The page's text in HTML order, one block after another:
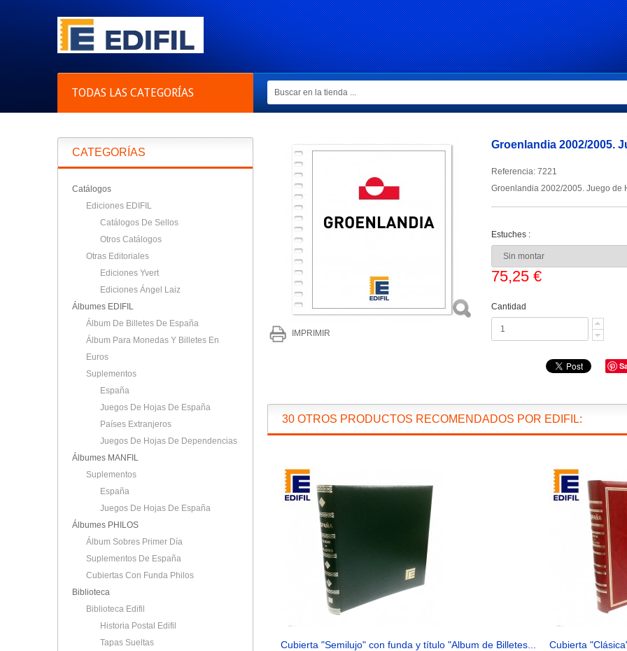
TODAS LAS CATEGORÍAS
CATEGORÍAS
Catálogos
Ediciones EDIFIL
Catálogos De Sellos
Otros Catálogos
Otras Editoriales
Ediciones Yvert
Ediciones Ángel Laiz
Álbumes EDIFIL
Álbum De Billetes De España
Álbum Para Monedas Y Billetes En
Euros
Suplementos
España
Juegos De Hojas De España
Países Extranjeros
Juegos De Hojas De Dependencias
Álbumes MANFIL
Suplementos
España
Juegos De Hojas De España
Álbumes PHILOS
Álbum Sobres Primer Día
Suplementos De España
Cubiertas Con Funda Philos
Biblioteca
Biblioteca Edifil
Historia Postal Edifil
Tapas Sueltas
IMPRIMIR
Groenlandia 2002/2005.
Referencia: 7221
Groenlandia 2002/2005. Juego de
Estuches :
75,25 €
Cantidad
30 OTROS PRODUCTOS RECOMENDADOS POR EDIFIL:
Cubierta "Semilujo" con funda y título "Album de Billetes... Cubierta